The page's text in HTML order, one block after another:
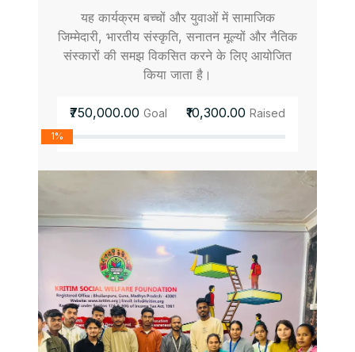
यह कार्यक्रम बच्चों और युवाओं में सामाजिक
जिम्मेदारी, भारतीय संस्कृति, सनातन मूल्यों और नैतिक
संस्कारों की समझ विकसित करने के लिए आयोजित
किया जाता है।
₹750,000.00 Goal ₹10,300.00 Raised
1%